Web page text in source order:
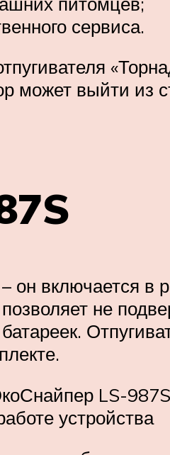
сервиса.
может выйти из
включается в
не
LS-
устройства